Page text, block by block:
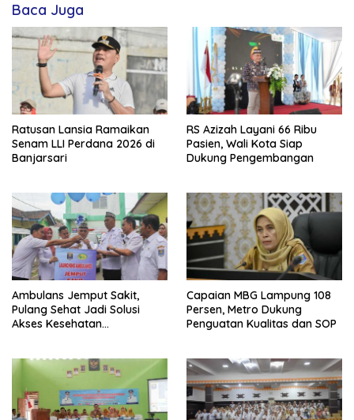
Baca Juga
Ratusan Lansia Ramaikan
Senam LLI Perdana 2026 di
Banjarsari
RS Azizah Layani 66 Ribu
Pasien, Wali Kota Siap
Dukung Pengembangan
Ambulans Jemput Sakit,
Pulang Sehat Jadi Solusi
Akses Kesehatan
Capaian MBG Lampung 108
Persen, Metro Dukung
Penguatan Kualitas dan SOP